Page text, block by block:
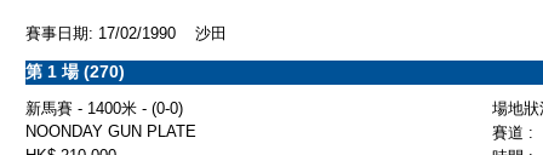
賽事日期: 17/02/1990 沙田
第 1 場 (270)
新馬賽 - 1400米 - (0-0)
場地
NOONDAY GUN PLATE
賽道 :